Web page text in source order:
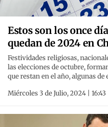
Estos son los once
quedan de 2024 en
Festividades religiosas,
las elecciones de octubre,
que restan en el año, algunas
Miércoles 3 de Julio, 2024 | 16:43